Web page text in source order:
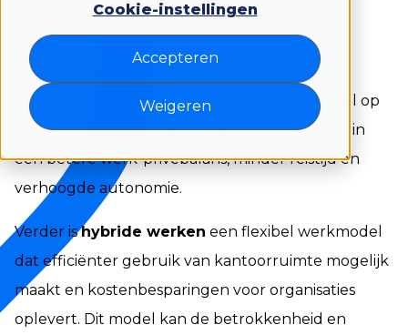
Cookie-instellingen
Accepteren
Weigeren
Wat betekent hybride voor het werk?
Het
vertegenwoordigt een evolutie in de manier
waarop we werken, waarbij werknemers zowel op
kantoor als op afstand werken, wat resulteert in
een betere werk-privébalans, minder reistijd en
verhoogde autonomie.
Verder ishybride werken een flexibel werkmodel
dat efficiënter gebruik van kantoorruimte mogelijk
maakt en kostenbesparingen voor organisaties
oplevert. Dit model kan de betrokkenheid en